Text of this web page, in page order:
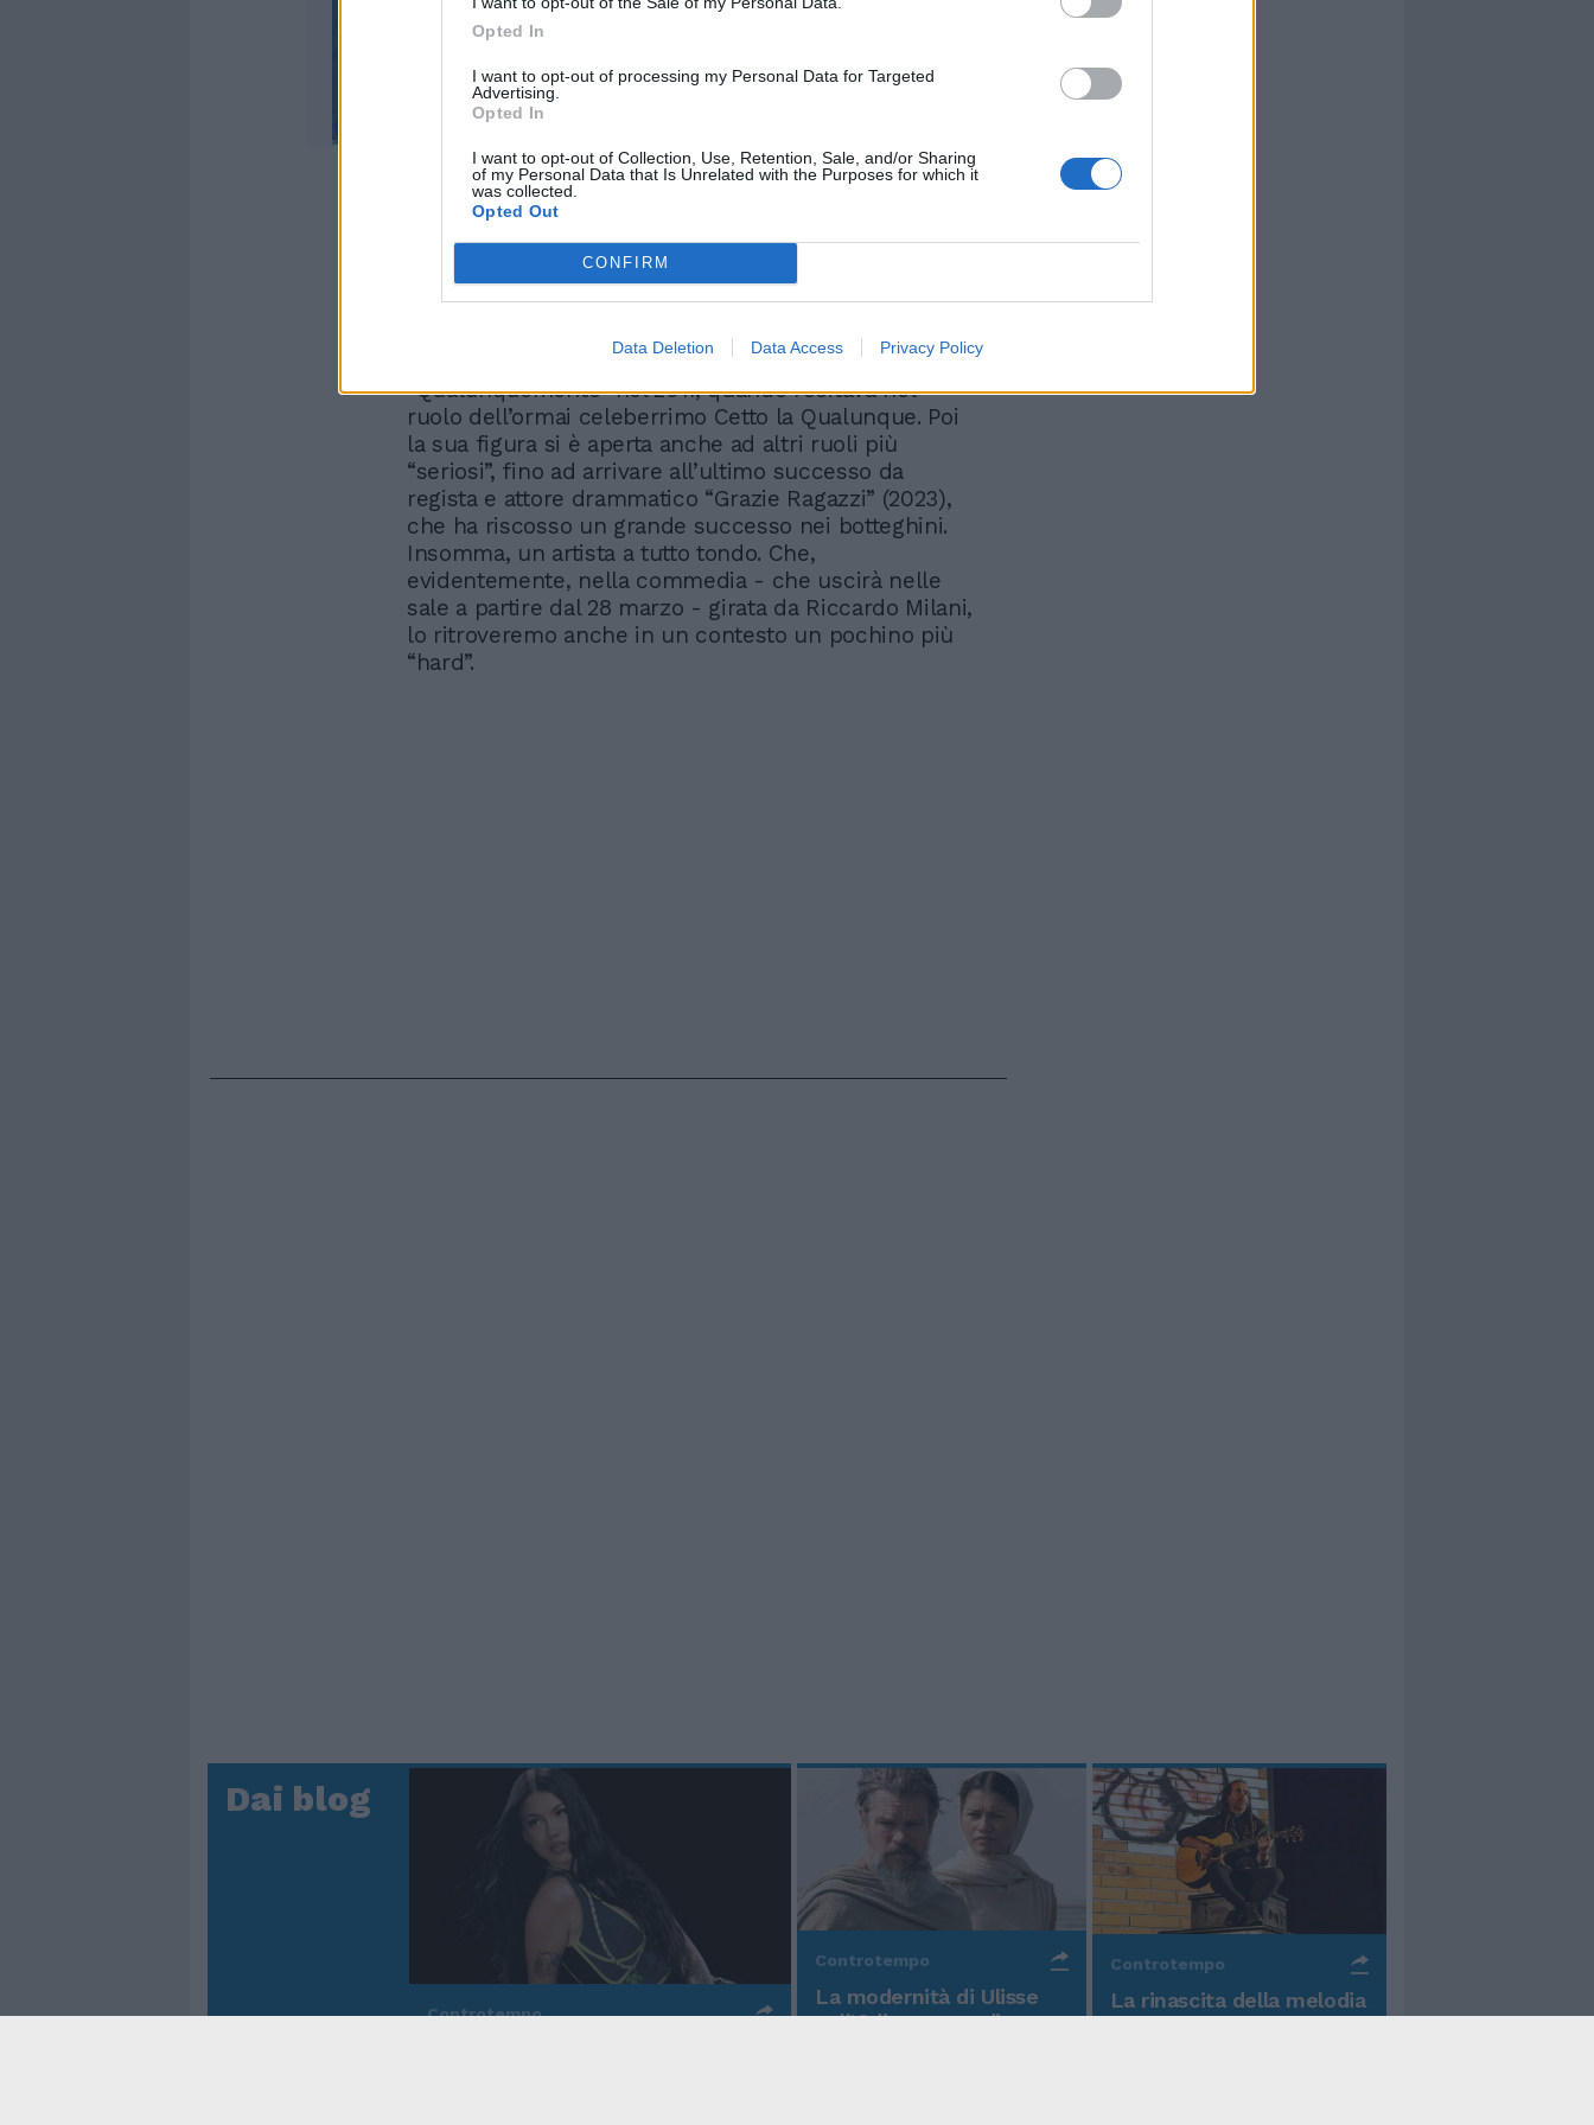
Opted In
I want to opt-out of processing my Personal Data for Targeted
Advertising.
Opted In
I want to opt-out of Collection, Use, Retention, Sale, and/or Sharing
of my Personal Data that Is Unrelated with the Purposes for which it
was collected.
Opted Out
CONFIRM
Data Deletion Data Access Privacy Policy
dalla circolazione".
#Burioni #17marzo
#iltempoquotidiano
In effetti, il grande pubblico ha iniziato a conoscere
l’Antonio Albanese attore nelle vesti di comico e
grande interprete di satira nel suo ruolo da
protagonista nella saga partita dal film
“Qualunquemente” nel 2011, quando recitava nel
ruolo dell’ormai celeberrimo Cetto la Qualunque. Poi
la sua figura si è aperta anche ad altri ruoli più
“seriosi”, fino ad arrivare all’ultimo successo da
regista e attore drammatico “Grazie Ragazzi” (2023),
che ha riscosso un grande successo nei botteghini.
Insomma, un artista a tutto tondo. Che,
evidentemente, nella commedia - che uscirà nelle
sale a partire dal 28 marzo - girata da Riccardo Milani,
lo ritroveremo anche in un contesto un pochino più
“hard”.
Dai blog
Controtempo
Controtempo
La modernità di Ulisse
nell'Odissea pop di
Controtempo
La rinascita della melodia